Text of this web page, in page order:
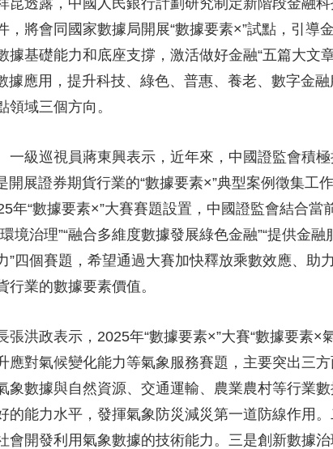
將會同國家數據局開展“數據要素×”試點，引導
基礎能力和底座支撐，激活做好金融“五篇大文
據應用，提升科技、綠色、普惠、養老、數字金
域三個方向。
級巡視員蔣東興表示，近年來，中國證監會積極
開展證券期貨行業的“數據要素×”典型案例徵集工
年“數據要素×”大賽賽題設置，中國證監會結合
境治理”“融合多維度數據發展綠色金融”“提供金
”四個賽題，希望通過大賽加快釋放乘數效應、助
業的數據要素價值。
洪政表示，2025年“數據要素×”大賽“數據要素×
應對氣候變化能力等氣象服務賽題，主要突出三
象數據與自然資源、交通運輸、農業農村等行業
的能力水平，發揮氣象防災減災第一道防線作用
會開發利用氣象數據的技術能力。三是創新數據